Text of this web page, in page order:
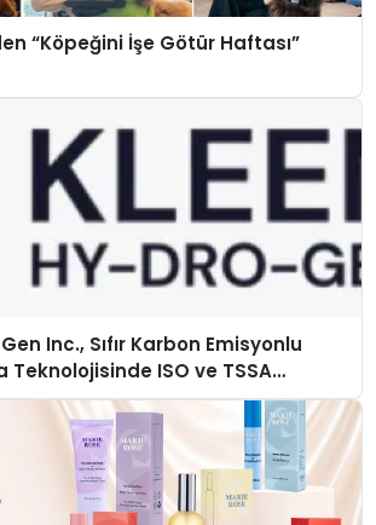
“Köpeğini İşe Götür Haftası”
Inc., Sıfır Karbon Emisyonlu
Teknolojisinde ISO ve TSSA
Aldı